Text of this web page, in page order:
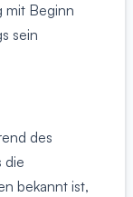
mit Beginn
sein
des
die
bekannt ist,